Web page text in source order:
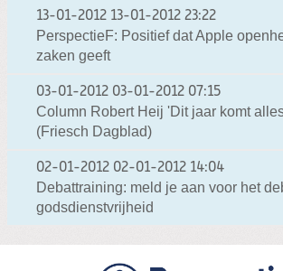
13-01-2012 13-01-2012 23:22
PerspectieF: Positief dat Apple
zaken geeft
03-01-2012 03-01-2012 07:15
Column Robert Heij 'Dit jaar komt
(Friesch Dagblad)
02-01-2012 02-01-2012 14:04
Debattraining: meld je aan voor het
godsdienstvrijheid